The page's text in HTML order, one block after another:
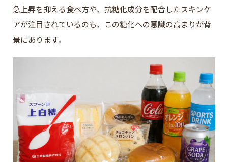
急上昇を抑える食べ方や、抗糖化成分を配合したスキンケ
アが注目されているのも、この糖化への意識の高まりが背
景にあります。